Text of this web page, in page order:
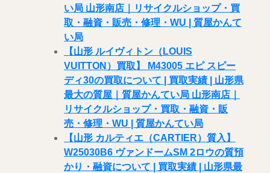
い局 山形南店｜リサイクルショップ・買
取・融資・販売・修理・WU | 質屋かんて
い局
【山形 ルイヴィトン（LOUIS
VUITTON）買取】 M43005 エピ スピー
ディ30の買取について | 買取実績 | 山形県
最大の質屋｜質屋かんてい局 山形南店｜
リサイクルショップ・買取・融資・販
売・修理・WU | 質屋かんてい局
【山形 カルティエ（CARTIER）質入】
W25030B6 ヴァンドームSM 2ロウの質預
かり・融資について | 買取実績 | 山形県最